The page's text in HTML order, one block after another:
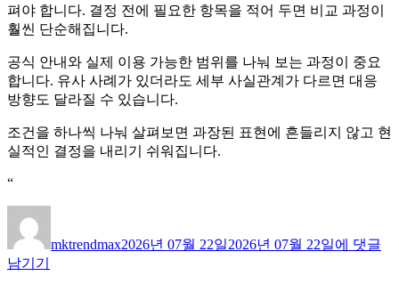
펴야 합니다. 결정 전에 필요한 항목을 적어 두면 비교 과정이
훨씬 단순해집니다.
공식 안내와 실제 이용 가능한 범위를 나눠 보는 과정이 중요
합니다. 유사 사례가 있더라도 세부 사실관계가 다르면 대응
방향도 달라질 수 있습니다.
조건을 하나씩 나눠 살펴보면 과장된 표현에 흔들리지 않고 현
실적인 결정을 내리기 쉬워집니다.
“
이
mktrendmax일
2026년 07월 22일2026년 07월 22일변
에 댓글
남기기